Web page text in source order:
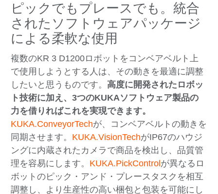
ピックでもプレースでも。統合
されたソフトウェアパッケージ
による柔軟な使用
複数のKR 3 D1200ロボットをコンベアベルト上
で使用しようとする人は、その動きを最適に調整
したいと思うものです。 高度に開発されたロボッ
ト技術に加え、3つのKUKAソフトウェア製品の
力を借りればこれを実現できます。
KUKA.ConveyorTechが、コンベアベルトの動きを
同期させます。 KUKA.VisionTechがIP67のハウジ
ングに内蔵されたカメラで商品を検出し、品質管
理を容易にします。 KUKA.PickControl が異なるロ
ボットのピック・アンド・プレースタスクを相互
調整し、より生産性の高い梱包と包装を可能にし